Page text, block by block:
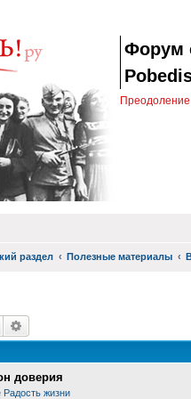
Форум
раздел Полезные материалы
Поиск
доверия
Радость жизни